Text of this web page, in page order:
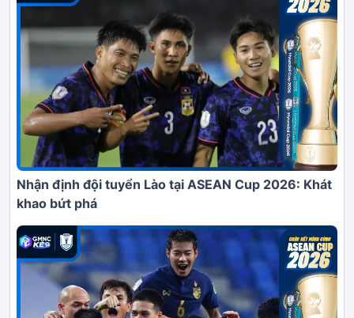
Nhận định đội tuyển Lào tại ASEAN Cup 2026: Khát
khao bứt phá